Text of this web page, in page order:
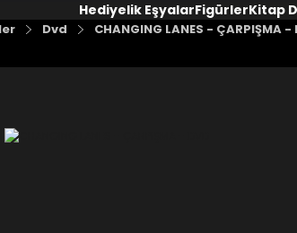
Hediyelik EşyalarFigürlerKitap
Dvd CHANGING LANES - ÇARPIŞMA -